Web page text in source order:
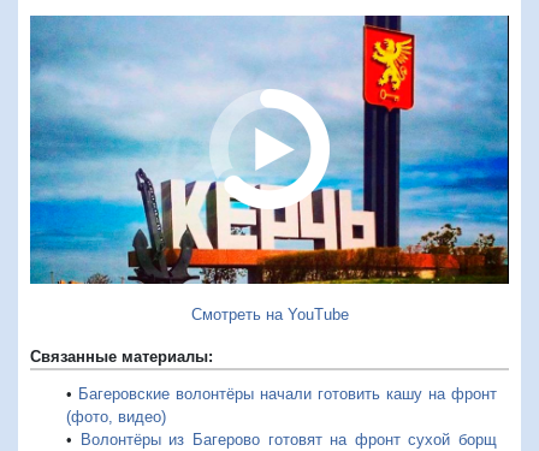
Смотреть на YouTube
Связанные материалы:
• Багеровские волонтёры начали готовить кашу на фронт
(фото, видео)
• Волонтёры из Багерово готовят на фронт сухой борщ